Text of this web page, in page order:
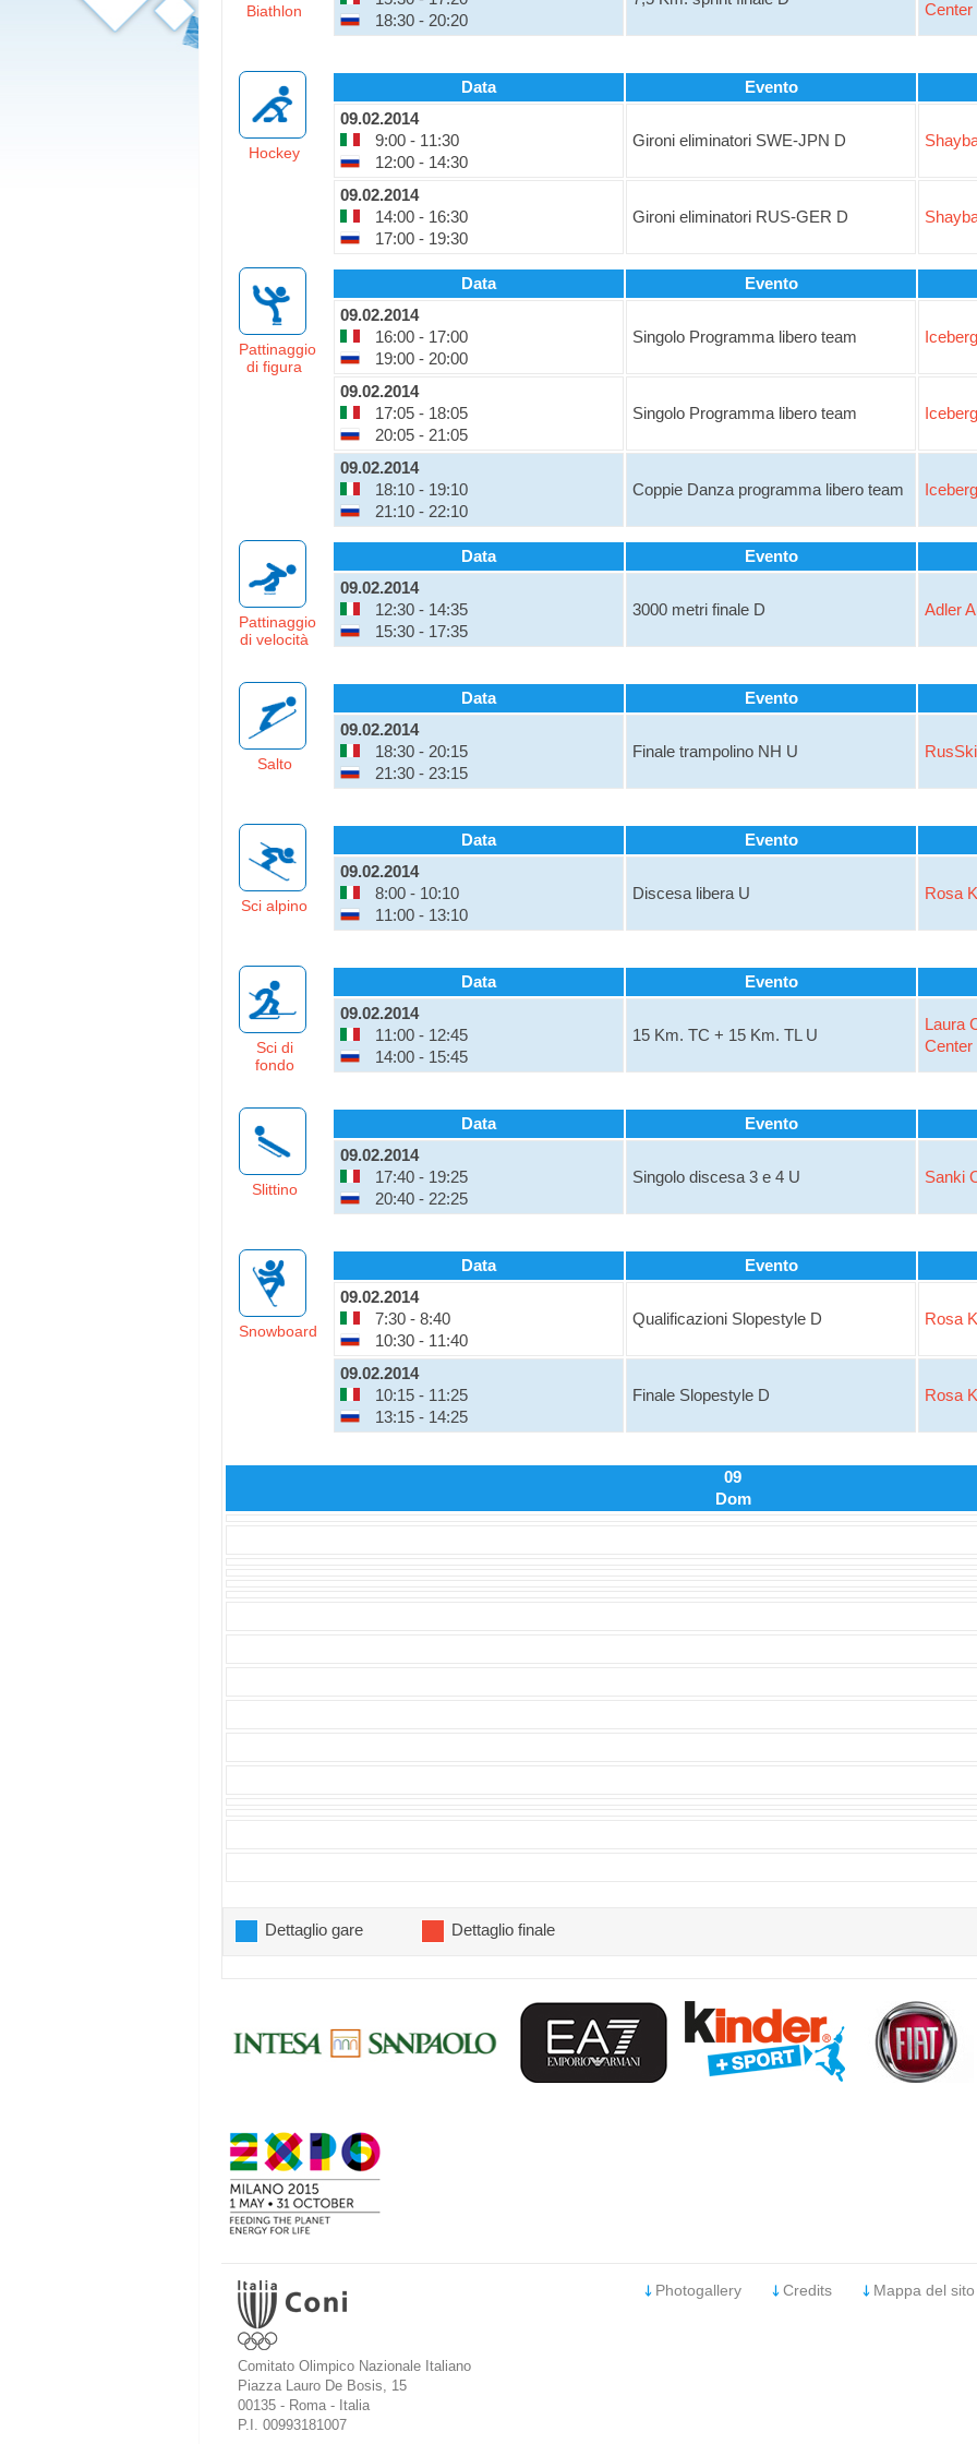
Biathlon
18:30 - 20:20
Center
Hockey
Data Evento
09.02.2014
9:00 - 11:30
12:00 - 14:30
Gironi eliminatori SWE-JPN D
09.02.2014
14:00 - 16:30
17:00 - 19:30
Gironi eliminatori RUS-GER D
Pattinaggio
di figura
Data Evento
09.02.2014
16:00 - 17:00
19:00 - 20:00
Singolo Programma libero team
09.02.2014
17:05 - 18:05
20:05 - 21:05
Singolo Programma libero team
09.02.2014
18:10 - 19:10
21:10 - 22:10
Coppie Danza programma libero team
Pattinaggio
di velocità
Data Evento
09.02.2014
12:30 - 14:35
15:30 - 17:35
3000 metri finale D Adler
Salto
Data Evento
09.02.2014
18:30 - 20:15
21:30 - 23:15
Finale trampolino NH U
Sci alpino
Data Evento
09.02.2014
8:00 - 10:10
11:00 - 13:10
Discesa libera U Rosa
Sci di
fondo
Data Evento
09.02.2014
11:00 - 12:45
14:00 - 15:45
15 Km. TC + 15 Km. TL U
Laura
Center
Slittino
Data Evento
09.02.2014
17:40 - 19:25
20:40 - 22:25
Singolo discesa 3 e 4 U Sanki
Snowboard
Data Evento
09.02.2014
7:30 - 8:40
10:30 - 11:40
Qualificazioni Slopestyle D Rosa
09.02.2014
10:15 - 11:25
13:15 - 14:25
Finale Slopestyle D Rosa
09
Dom
Dettaglio gare Dettaglio finale
Comitato Olimpico Nazionale Italiano
Piazza Lauro De Bosis, 15
00135 - Roma - Italia
P.I. 00993181007
Photogallery Credits Mappa del sito